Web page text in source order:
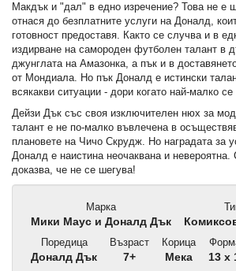
Макдък и "дал" в едно изречение? Това не е
отнася до безплатните услуги на Доналд,
готовност предоставя. Както се случва и в
издирване на самороден футболен талант в
джунглата на Амазонка, а пък и в
от Мондиала. Но пък Доналд е истински
всякакви ситуации - дори когато най-малко
Дейзи Дък със своя изключителен нюх за
талант е не по-малко въвлечена в
плановете на Чичо Скрудж. Но наградата за
Доналд е наистина неочаквана и
доказва, че не се шегува!
Марка
Мики Маус и Доналд Дък
Поредица
Доналд Дък
Възраст
7+
Корица
Мека
13 x